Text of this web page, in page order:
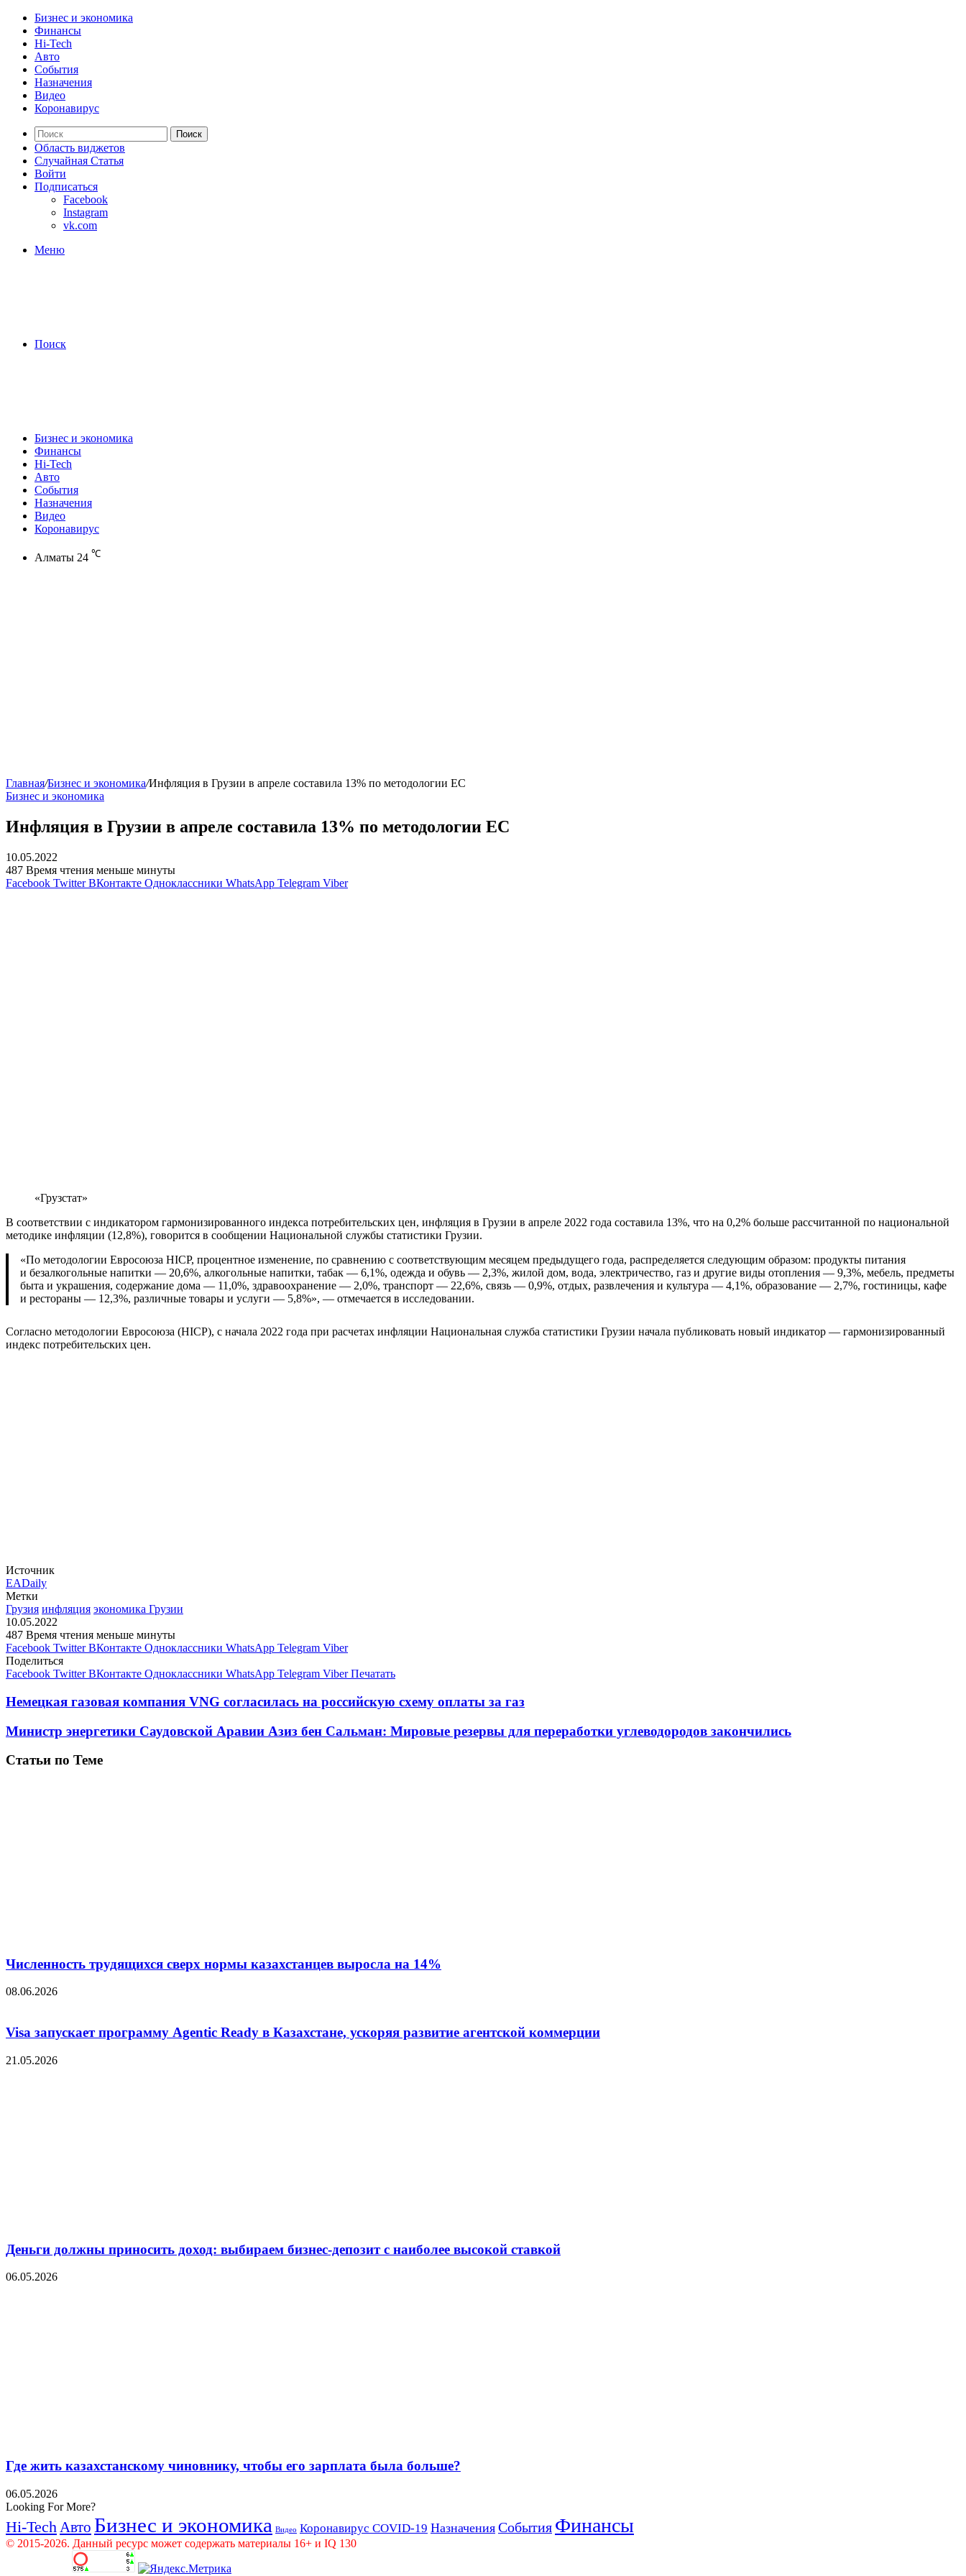
Бизнес и экономика
Финансы
Hi-Tech
Авто
События
Назначения
Видео
Коронавирус
Поиск
Область виджетов
Случайная Статья
Войти
Подписаться
Facebook
Instagram
vk.com
Меню
Поиск
Бизнес и экономика
Финансы
Hi-Tech
Авто
События
Назначения
Видео
Коронавирус
Алматы 24 ℃
Главная/Бизнес и экономика/Инфляция в Грузии в апреле составила 13% по методологии ЕС
Бизнес и экономика
Инфляция в Грузии в апреле составила 13% по методологии ЕС
10.05.2022
487 Время чтения меньше минуты
Facebook Twitter ВКонтакте Одноклассники WhatsApp Telegram Viber
«Грузстат»
В соответствии с индикатором гармонизированного индекса потребительских цен, инфляция в Грузии в апреле 2022 года составила 13%, что на 0,2% больше рассчитанной по национальной
методике инфляции (12,8%), говорится в сообщении Национальной службы статистики Грузии.
«По методологии Евросоюза HICP, процентное изменение, по сравнению с соответствующим месяцем предыдущего года, распределяется следующим образом: продукты питания
и безалкогольные напитки — 20,6%, алкогольные напитки, табак — 6,1%, одежда и обувь — 2,3%, жилой дом, вода, электричество, газ и другие виды отопления — 9,3%, мебель, предметы
быта и украшения, содержание дома — 11,0%, здравоохранение — 2,0%, транспорт — 22,6%, связь — 0,9%, отдых, развлечения и культура — 4,1%, образование — 2,7%, гостиницы, кафе
и рестораны — 12,3%, различные товары и услуги — 5,8%», — отмечается в исследовании.
Согласно методологии Евросоюза (HICP), с начала 2022 года при расчетах инфляции Национальная служба статистики Грузии начала публиковать новый индикатор — гармонизированный
индекс потребительских цен.
Источник
EADaily
Метки
Грузия инфляция экономика Грузии
10.05.2022
487 Время чтения меньше минуты
Facebook Twitter ВКонтакте Одноклассники WhatsApp Telegram Viber
Поделиться
Facebook Twitter ВКонтакте Одноклассники WhatsApp Telegram Viber Печатать
Немецкая газовая компания VNG согласилась на российскую схему оплаты за газ
Министр энергетики Саудовской Аравии Азиз бен Сальман: Мировые резервы для переработки углеводородов закончились
Статьи по Теме
Численность трудящихся сверх нормы казахстанцев выросла на 14%
08.06.2026
Visa запускает программу Agentic Ready в Казахстане, ускоряя развитие агентской коммерции
21.05.2026
Деньги должны приносить доход: выбираем бизнес-депозит с наиболее высокой ставкой
06.05.2026
Где жить казахстанскому чиновнику, чтобы его зарплата была больше?
06.05.2026
Looking For More?
Hi-Tech Авто Бизнес и экономика Видео Коронавирус COVID-19 Назначения События Финансы
© 2015-2026. Данный ресурс может содержать материалы 16+ и IQ 130